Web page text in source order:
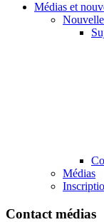
Médias et
Médias
Contact médias